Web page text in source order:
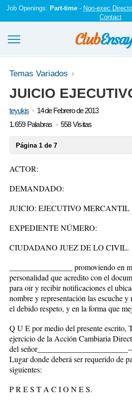
Job Openings: Part-time- Non-exec
Contact
Ensayos y trabajos
Registrarse
Iniciar sesión
Temas Variados
JUICIO
teyukis
14 de Febrero de 2013
1.659 Palabras
558 Visitas
Página 1 de 7
ACTOR:
DEMANDADO:
JUICIO: EJECUTIVO MERCANTIL
EXPEDIENTE NÚMERO:
CIUDADANO JUEZ DE LO CIVIL.
________________ promoviendo en
personalidad que acredito con el
para oír y recibir notificaciones el
nombre y representación las escuche
el debido respeto, y en la forma que
Q U E por medio del presente escrito,
ejercicio de la Acción Cambiaria
del
Lugar donde deberá ser requerido de
siguientes:
P R E S T A C I O N E S.